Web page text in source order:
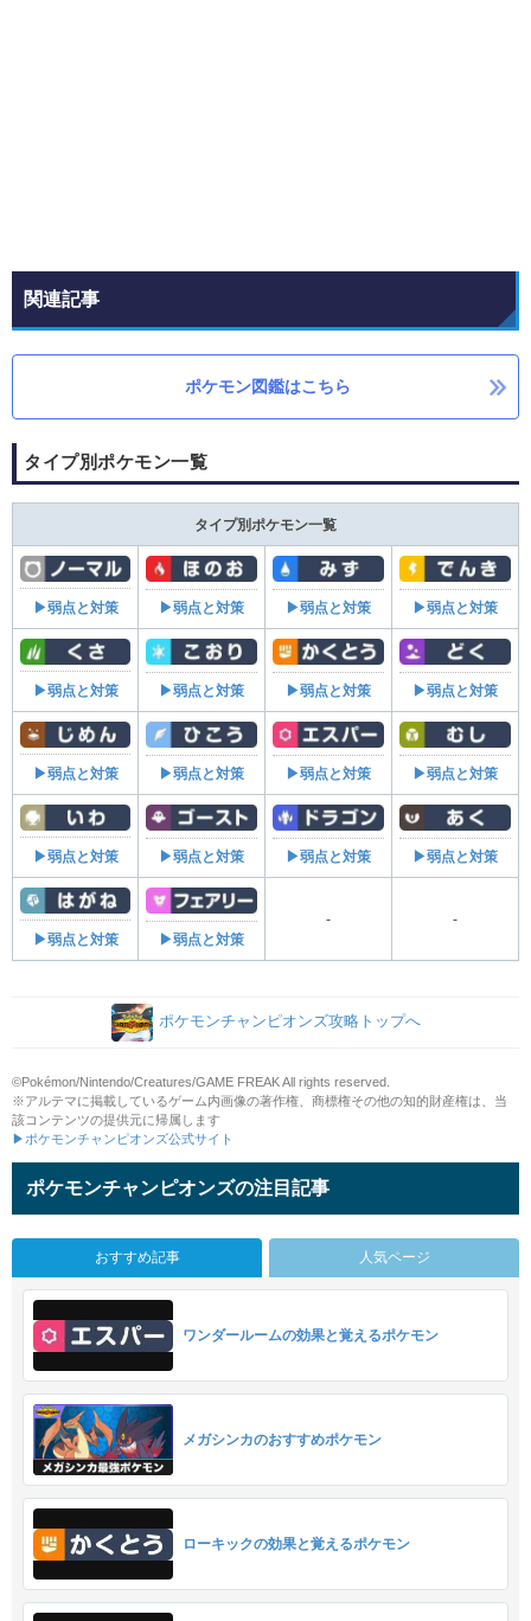
関連記事
ポケモン図鑑はこちら
タイプ別ポケモン一覧
タイプ別ポケモン一覧
▶弱点と対策 ▶弱点と対策 ▶弱点と対策 ▶弱点と対策
▶弱点と対策 ▶弱点と対策 ▶弱点と対策 ▶弱点と対策
▶弱点と対策 ▶弱点と対策 ▶弱点と対策 ▶弱点と対策
▶弱点と対策 ▶弱点と対策 ▶弱点と対策 ▶弱点と対策
▶弱点と対策 ▶弱点と対策
- -
ポケモンチャンピオンズ攻略トップへ
©Pokémon/Nintendo/Creatures/GAME FREAK All rights reserved.
※アルテマに掲載しているゲーム内画像の著作権、商標権その他の知的財産権は、当
該コンテンツの提供元に帰属します
▶ポケモンチャンピオンズ公式サイト
ポケモンチャンピオンズの注目記事
おすすめ記事 人気ページ
ワンダールームの効果と覚えるポケモン
メガシンカのおすすめポケモン
ローキックの効果と覚えるポケモン